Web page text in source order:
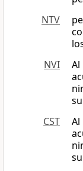
NTV
NVI
Al
CST
Al